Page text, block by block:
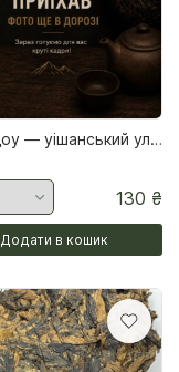
Уі Бейдоу — уішанський улун
130 ₴
Додати в кошик